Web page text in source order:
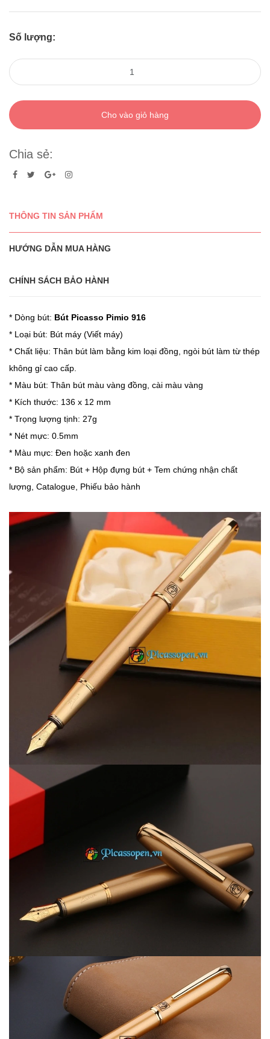
Số lượng:
Cho vào giỏ hàng
Chia sẻ:
THÔNG TIN SẢN PHẨM
HƯỚNG DẪN MUA HÀNG
CHÍNH SÁCH BẢO HÀNH
* Dòng bút: Bút Picasso Pimio 916
* Loại bút: Bút máy (Viết máy)
* Chất liệu: Thân bút làm bằng kim loại đồng, ngòi bút làm từ thép
không gỉ cao cấp.
* Màu bút: Thân bút màu vàng đồng, cài màu vàng
* Kích thước: 136 x 12 mm
* Trọng lượng tịnh: 27g
* Nét mực: 0.5mm
* Màu mực: Đen hoặc xanh đen
* Bộ sản phẩm: Bút + Hộp đựng bút + Tem chứng nhận chất
lượng, Catalogue, Phiếu bảo hành